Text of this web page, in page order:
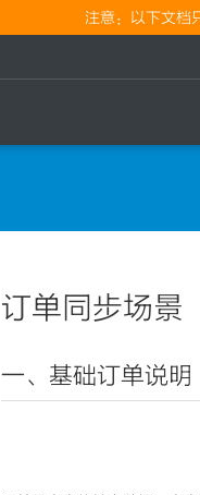
注意：以下文档
订单同步场景
一、基础订单说明